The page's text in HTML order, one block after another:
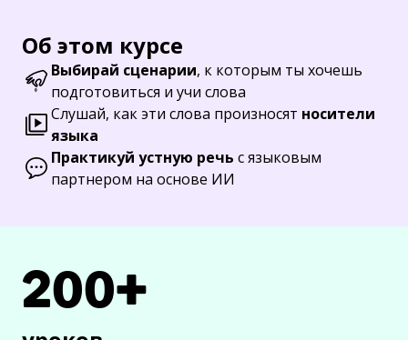
Об этом курсе
Выбирай сценарии, к которым ты хочешь
подготовиться и учи слова
Слушай, как эти слова произносят носители
языка
Практикуй устную речь с языковым
партнером на основе ИИ
200+